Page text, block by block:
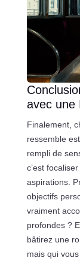
avec une
Finalement,
ressemble
rempli de
c’est
aspirations.
objectifs
vraiment
profondes ?
bâtirez une
mais qui